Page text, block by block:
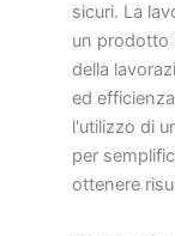
sicuri. La
un prodotto
della
ed
l'utilizzo di
per
ottenere